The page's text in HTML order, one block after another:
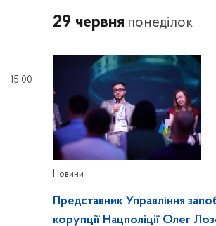
29 червня понеділок
Новини
Представник Управління
корупції Нацполіції Олег
15:00